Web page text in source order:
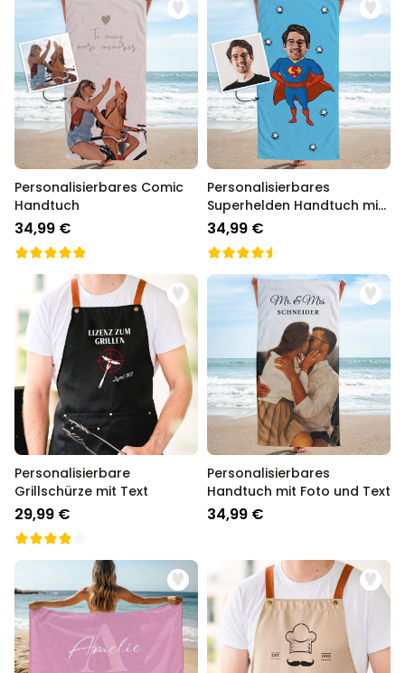
Personalisierbares Comic
Handtuch
34,99 €
Personalisierbares
Superhelden Handtuch mit
Gesicht im Comic-Style
34,99 €
Personalisierbare
Grillschürze mit Text
29,99 €
Personalisierbares
Handtuch mit Foto und Text
34,99 €